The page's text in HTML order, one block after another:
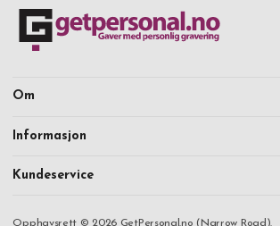
Om
Informasjon
Kundeservice
Opphavsrett © 2026 GetPersonal.no (Narrow Road).